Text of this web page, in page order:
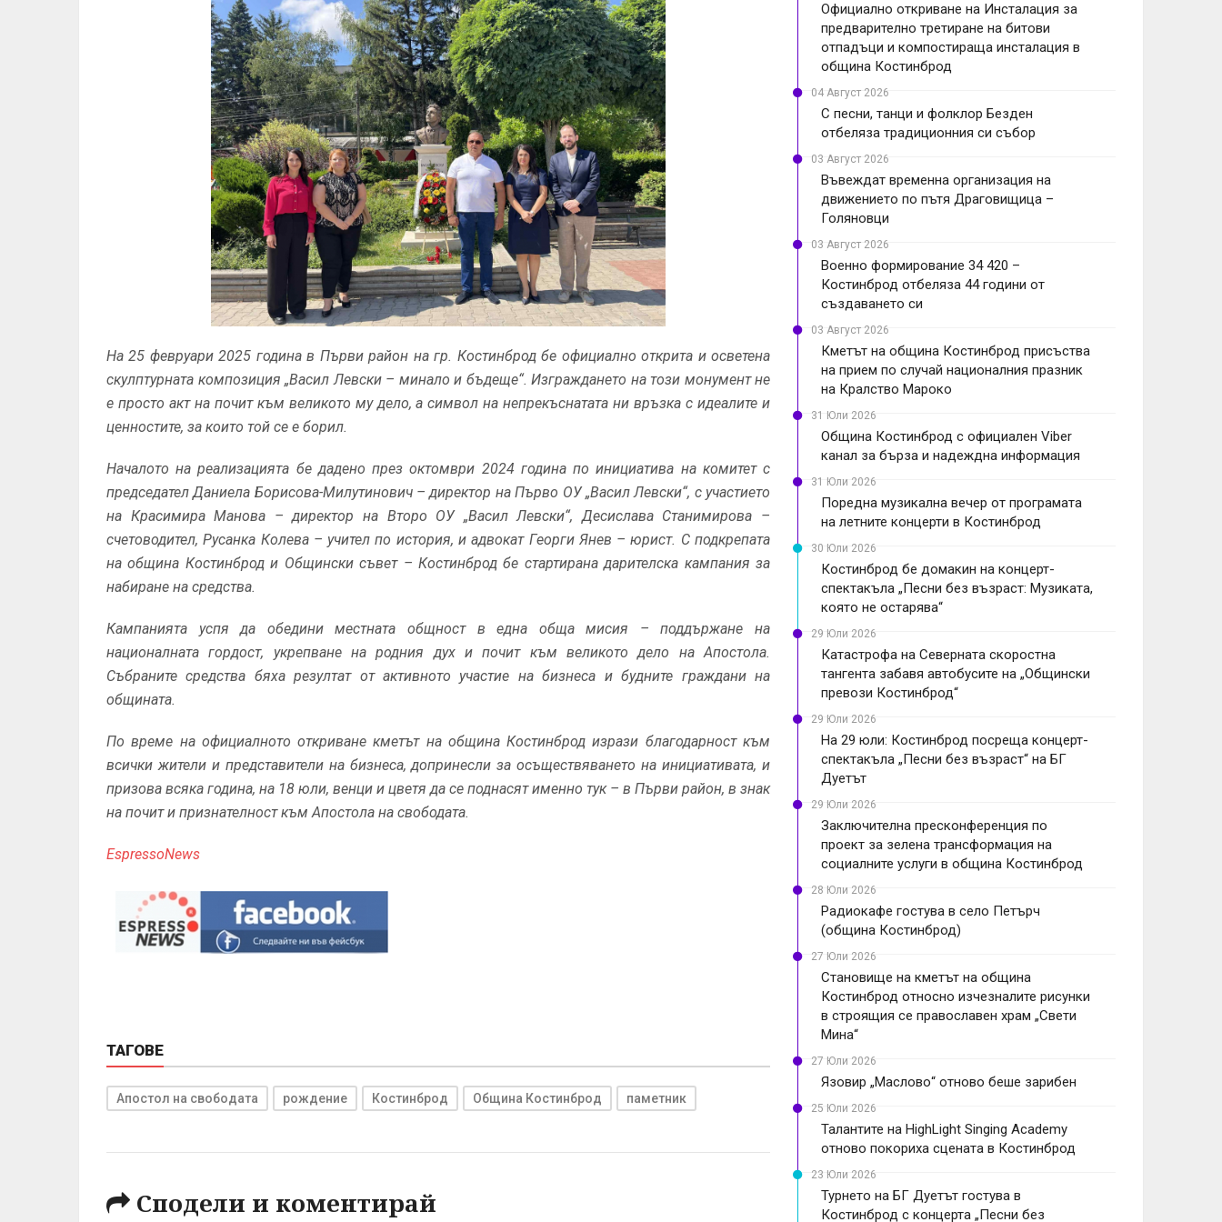
На 25 февруари 2025 година в Първи район на гр. Костинброд бе официално открита и осветена
скулптурната композиция „Васил Левски – минало и бъдеще“. Изграждането на този монумент не
е просто акт на почит към великото му дело, а символ на непрекъснатата ни връзка с идеалите и
ценностите, за които той се е борил.
Началото на реализацията бе дадено през октомври 2024 година по инициатива на комитет с
председател Даниела Борисова-Милутинович – директор на Първо ОУ „Васил Левски“, с участието
на Красимира Манова – директор на Второ ОУ „Васил Левски“, Десислава Станимирова –
счетоводител, Русанка Колева – учител по история, и адвокат Георги Янев – юрист. С подкрепата
на община Костинброд и Общински съвет – Костинброд бе стартирана дарителска кампания за
набиране на средства.
Кампанията успя да обедини местната общност в една обща мисия – поддържане на
националната гордост, укрепване на родния дух и почит към великото дело на Апостола.
Събраните средства бяха резултат от активното участие на бизнеса и будните граждани на
общината.
По време на официалното откриване кметът на община Костинброд изрази благодарност към
всички жители и представители на бизнеса, допринесли за осъществяването на инициативата, и
призова всяка година, на 18 юли, венци и цветя да се поднасят именно тук – в Първи район, в знак
на почит и признателност към Апостола на свободата.
EspressoNews
ТАГОВЕ
Апостол на свободата рождение Костинброд Община Костинброд паметник
Сподели и коментирай
Официално откриване на Инсталация за
предварително третиране на битови
отпадъци и компостираща инсталация в
община Костинброд
04 Август 2026
С песни, танци и фолклор Безден
отбеляза традиционния си събор
03 Август 2026
Въвеждат временна организация на
движението по пътя Драговищица –
Голяновци
03 Август 2026
Военно формирование 34 420 –
Костинброд отбеляза 44 години от
създаването си
03 Август 2026
Кметът на община Костинброд присъства
на прием по случай националния празник
на Кралство Мароко
31 Юли 2026
Община Костинброд с официален Viber
канал за бърза и надеждна информация
31 Юли 2026
Поредна музикална вечер от програмата
на летните концерти в Костинброд
30 Юли 2026
Костинброд бе домакин на концерт-
спектакъла „Песни без възраст: Музиката,
която не остарява“
29 Юли 2026
Катастрофа на Северната скоростна
тангента забавя автобусите на „Общински
превози Костинброд“
29 Юли 2026
На 29 юли: Костинброд посреща концерт-
спектакъла „Песни без възраст“ на БГ
Дуетът
29 Юли 2026
Заключителна пресконференция по
проект за зелена трансформация на
социалните услуги в община Костинброд
28 Юли 2026
Радиокафе гостува в село Петърч
(община Костинброд)
27 Юли 2026
Становище на кметът на община
Костинброд относно изчезналите рисунки
в строящия се православен храм „Свети
Мина“
27 Юли 2026
Язовир „Маслово“ отново беше зарибен
25 Юли 2026
Талантите на HighLight Singing Academy
отново покориха сцената в Костинброд
23 Юли 2026
Турнето на БГ Дуетът гостува в
Костинброд с концерта „Песни без